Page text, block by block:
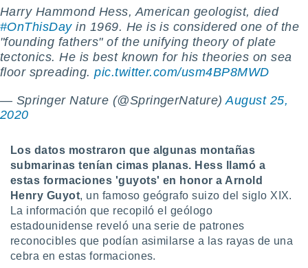
no
Puedes
acceder a
web a
únicos
similares
como
sitio
Harry Hammond Hess, American geologist, died
#OnThisDayin 1969. He is is considered one of the
"founding fathers" of the unifying theory of plate
tectonics. He is best known for his theories on sea
floor spreading.pic.twitter.com/usm4BP8MWD
— Springer Nature (@SpringerNature)August 25,
2020
Los datos mostraron que algunas montañas
submarinas tenían cimas planas. Hess llamó a
estas formaciones 'guyots' en honor a Arnold
Henry Guyot, un famoso geógrafo suizo del siglo XIX.
La información que recopiló el geólogo
estadounidense reveló una serie de patrones
reconocibles que podían asimilarse a las rayas de una
cebra en estas formaciones.